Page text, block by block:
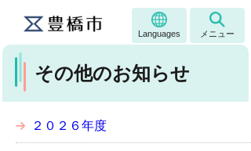
Languages メニュー
その他のお知らせ
２０２６年度